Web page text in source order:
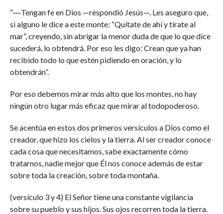
“―Tengan fe en Dios —respondió Jesús—. Les aseguro que,
si alguno le dice a este monte: “Quítate de ahí y tírate al
mar”, creyendo, sin abrigar la menor duda de que lo que dice
sucederá, lo obtendrá. Por eso les digo: Crean que ya han
recibido todo lo que estén pidiendo en oración, y lo
obtendrán”.
Por eso debemos mirar más alto que los montes, no hay
ningún otro lugar más eficaz que mirar al todopoderoso.
Se acentúa en estos dos primeros versículos a Dios como el
creador, que hizo los cielos y la tierra. Al ser creador conoce
cada cosa que necesitamos, sabe exactamente cómo
tratarnos, nadie mejor que Él nos conoce además de estar
sobre toda la creación, sobre toda montaña.
(versículo 3 y 4) El Señor tiene una constante vigilancia
sobre su pueblo y sus hijos. Sus ojos recorren toda la tierra.